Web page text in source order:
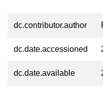
dc.contributor.author
dc.date.accessioned
dc.date.available